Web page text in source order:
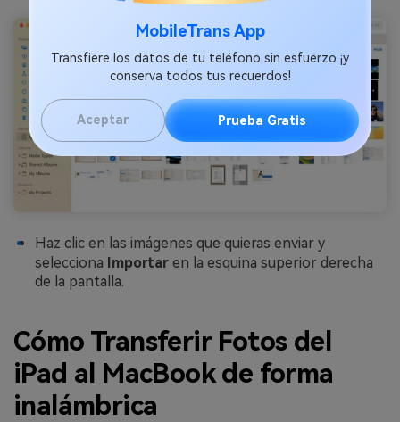
MobileTrans App
Transfiere los datos de tu teléfono sin esfuerzo ¡y
conserva todos tus recuerdos!
Aceptar Prueba Gratis
Haz clic en las imágenes que quieras enviar y
selecciona Importar en la esquina superior derecha
de la pantalla.
Cómo Transferir Fotos del
iPad al MacBook de forma
inalámbrica